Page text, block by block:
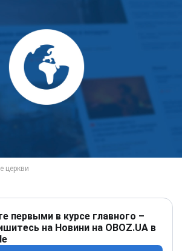
первыми в курсе главного –
на Новини на OBOZ.UA в